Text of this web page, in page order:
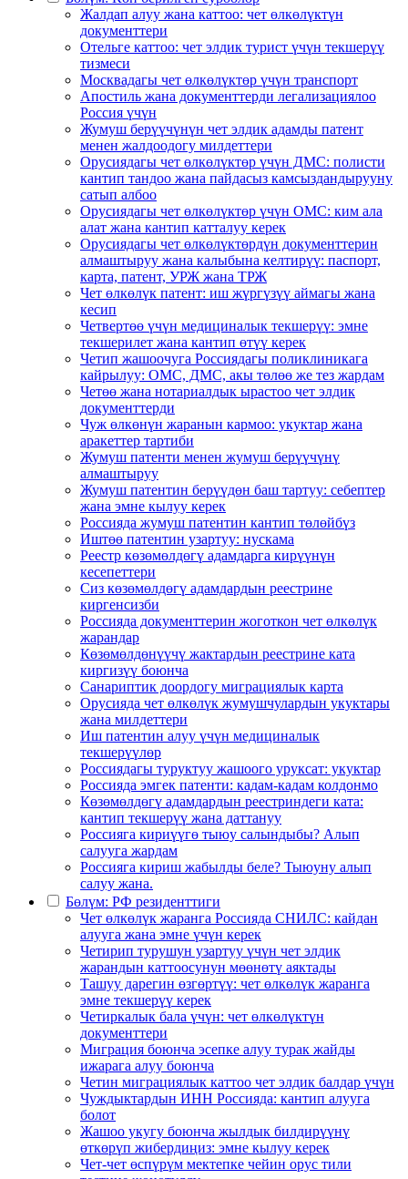
Жалдап алуу жана каттоо: чет өлкөлүктүн
документтери
Отельге каттоо: чет элдик турист үчүн текшерүү
тизмеси
Москвадагы чет өлкөлүктөр үчүн транспорт
Апостиль жана документтерди легализациялоо
Россия үчүн
Жумуш берүүчүнүн чет элдик адамды патент
менен жалдоодогу милдеттери
Орусиядагы чет өлкөлүктөр үчүн ДМС: полисти
кантип тандоо жана пайдасыз камсыздандырууну
сатып албоо
Орусиядагы чет өлкөлүктөр үчүн ОМС: ким ала
алат жана кантип катталуу керек
Орусиядагы чет өлкөлүктөрдүн документтерин
алмаштыруу жана калыбына келтирүү: паспорт,
карта, патент, УРЖ жана ТРЖ
Чет өлкөлүк патент: иш жүргүзүү аймагы жана
кесип
Четвертөө үчүн медициналык текшерүү: эмне
текшерилет жана кантип өтүү керек
Четип жашоочуга Россиядагы поликлиникага
кайрылуу: ОМС, ДМС, акы төлөө же тез жардам
Четөө жана нотариалдык ырастоо чет элдик
документтерди
Чуж өлкөнүн жаранын кармоо: укуктар жана
аракеттер тартиби
Жумуш патенти менен жумуш берүүчүнү
алмаштыруу
Жумуш патентин берүүдөн баш тартуу: себептер
жана эмне кылуу керек
Россияда жумуш патентин кантип төлөйбүз
Иштөө патентин узартуу: нускама
Реестр көзөмөлдөгү адамдарга кирүүнүн
кесепеттери
Сиз көзөмөлдөгү адамдардын реестрине
киргенсизби
Россияда документтерин жоготкон чет өлкөлүк
жарандар
Көзөмөлдөнүүчү жактардын реестрине ката
киргизүү боюнча
Санариптик доордогу миграциялык карта
Орусияда чет өлкөлүк жумушчулардын укуктары
жана милдеттери
Иш патентин алуу үчүн медициналык
текшерүүлөр
Россиядагы туруктуу жашоого уруксат: укуктар
Россияда эмгек патенти: кадам-кадам колдонмо
Көзөмөлдөгү адамдардын реестриндеги ката:
кантип текшерүү жана даттануу
Россияга кириүүгө тыюу салындыбы? Алып
салууга жардам
Россияга кириш жабылды беле? Тыюуну алып
салуу жана.
Бөлүм: РФ резиденттиги
Чет өлкөлүк жаранга Россияда СНИЛС: кайдан
алууга жана эмне үчүн керек
Четирип турушун узартуу үчүн чет элдик
жарандын каттоосунун мөөнөтү аяктады
Ташуу дарегин өзгөртүү: чет өлкөлүк жаранга
эмне текшерүү керек
Четиркалык бала үчүн: чет өлкөлүктүн
документтери
Миграция боюнча эсепке алуу турак жайды
ижарага алуу боюнча
Четин миграциялык каттоо чет элдик балдар үчүн
Чуждыктардын ИНН Россияда: кантип алууга
болот
Жашоо укугу боюнча жылдык билдирүүнү
өткөрүп жибердиңиз: эмне кылуу керек
Чет-чет өспүрүм мектепке чейин орус тили